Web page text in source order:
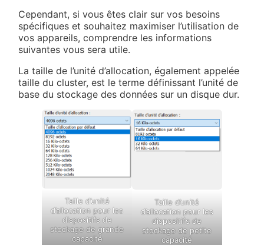
Cependant, si vous êtes clair sur vos besoins
spécifiques et souhaitez maximiser l’utilisation de
vos appareils, comprendre les informations
suivantes vous sera utile.
La taille de l’unité d’allocation, également appelée
taille du cluster, est le terme définissant l’unité de
base du stockage des données sur un disque dur.
Taille d’unité
d’allocation pour les
dispositifs de
stockage de grande
capacité
Taille d’unité
d’allocation pour les
dispositifs de
stockage de petite
capacité